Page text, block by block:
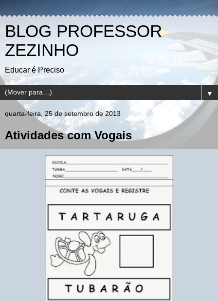
BLOG PROFESSOR
ZEZINHO
Educar é Preciso
▼
quarta-feira, 25 de setembro de 2013
Atividades com Vogais